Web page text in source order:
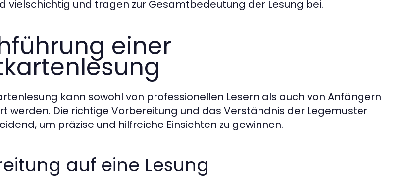
vielschichtig und tragen zur Gesamtbedeutung der Lesung bei.
einer
kann sowohl von professionellen Lesern als auch von Anfängern
werden. Die richtige Vorbereitung und das Verständnis der Legemuster
um präzise und hilfreiche Einsichten zu gewinnen.
auf eine Lesung